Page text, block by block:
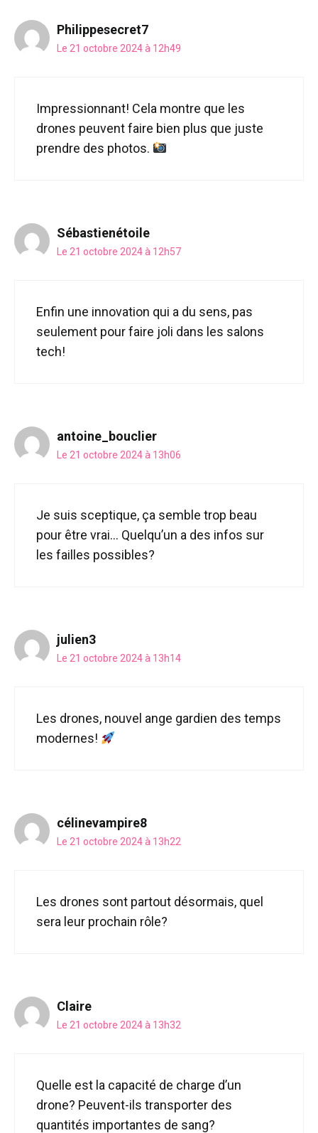
Philippesecret7
Le 21 octobre 2024 à 12h49
Impressionnant! Cela montre que les
drones peuvent faire bien plus que juste
prendre des photos.
Sébastienétoile
Le 21 octobre 2024 à 12h57
Enfin une innovation qui a du sens, pas
seulement pour faire joli dans les salons
tech!
antoine_bouclier
Le 21 octobre 2024 à 13h06
Je suis sceptique, ça semble trop beau
pour être vrai… Quelqu’un a des infos sur
les failles possibles?
julien3
Le 21 octobre 2024 à 13h14
Les drones, nouvel ange gardien des temps
modernes!
célinevampire8
Le 21 octobre 2024 à 13h22
Les drones sont partout désormais, quel
sera leur prochain rôle?
Claire
Le 21 octobre 2024 à 13h32
Quelle est la capacité de charge d’un
drone? Peuvent-ils transporter des
quantités importantes de sang?